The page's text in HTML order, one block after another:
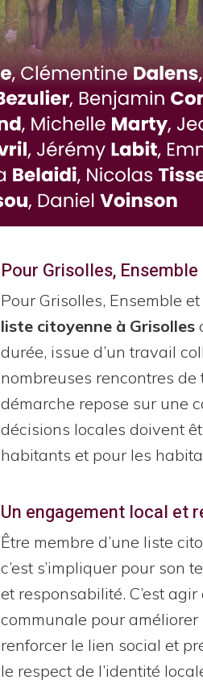
Pour Grisolles,
Pour Grisolles, Ensemble
liste citoyenne à Grisolles
durée, issue d’un travail
nombreuses rencontres de
démarche repose sur une
décisions locales doivent
habitants et pour les
Un engagement local et
Être membre d’une liste
c’est s’impliquer pour son
et responsabilité. C’est agir
communale pour améliorer
renforcer le lien social et
le respect de l’identité